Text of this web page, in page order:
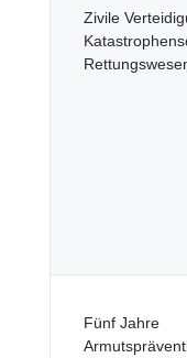
Zivile
Fünf Jahre